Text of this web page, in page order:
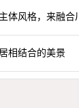
体风格，来融合
相结合的美景